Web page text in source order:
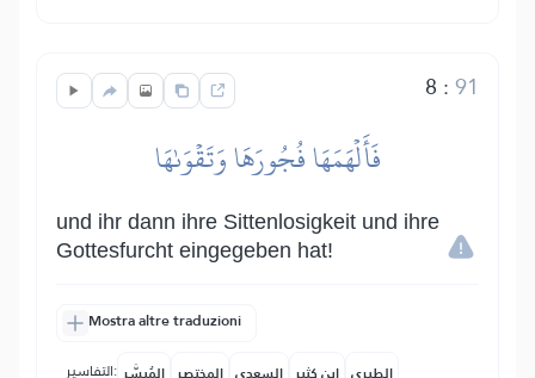
8 :91
فَأَلۡهَمَهَا فُجُورَهَا وَتَقۡوَىٰهَا
und ihr dann ihre Sittenlosigkeit und ihre
Gottesfurcht eingegeben hat!
Mostra altre traduzioni
التفاسير: